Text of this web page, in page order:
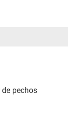
pechos